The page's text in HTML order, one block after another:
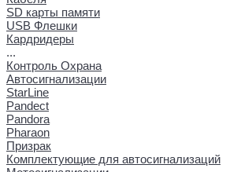
SD карты памяти
USB Флешки
Кардридеры
...
Контроль Охрана
Автосигнализации
StarLine
Pandect
Pandora
Pharaon
Призрак
Комплектующие для автосигнализаций